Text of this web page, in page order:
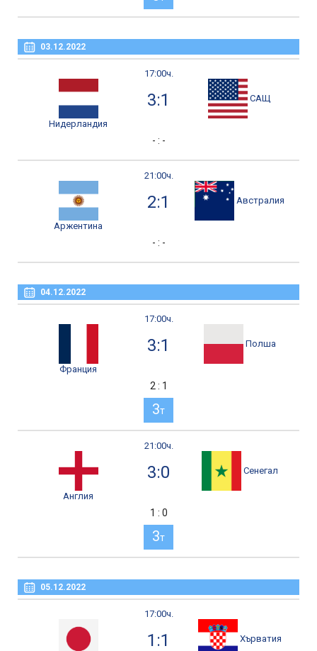
03.12.2022
17:00ч.
Нидерландия
3:1 САЩ
- : -
21:00ч.
Аржентина
2:1 Австралия
- : -
04.12.2022
17:00ч.
Франция
3:1 Полша
2 : 1
3т
21:00ч.
Англия
3:0 Сенегал
1 : 0
3т
05.12.2022
17:00ч.
1:1 Хърватия